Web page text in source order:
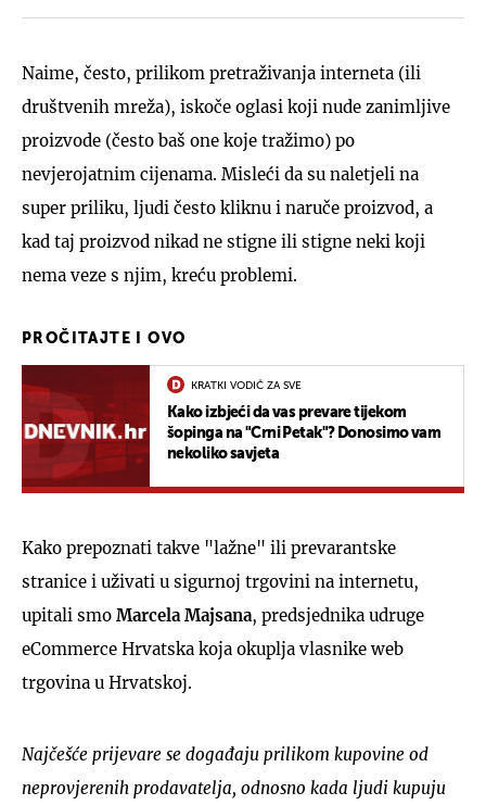
Naime, često, prilikom pretraživanja interneta (ili
društvenih mreža), iskoče oglasi koji nude zanimljive
proizvode (često baš one koje tražimo) po
nevjerojatnim cijenama. Misleći da su naletjeli na
super priliku, ljudi često kliknu i naruče proizvod, a
kad taj proizvod nikad ne stigne ili stigne neki koji
nema veze s njim, kreću problemi.
PROČITAJTE I OVO
KRATKI VODIČ ZA SVE
Kako izbjeći da vas prevare tijekom
šopinga na "Crni Petak"? Donosimo vam
nekoliko savjeta
Kako prepoznati takve "lažne" ili prevarantske
stranice i uživati u sigurnoj trgovini na internetu,
upitali smo Marcela Majsana, predsjednika udruge
eCommerce Hrvatska koja okuplja vlasnike web
trgovina u Hrvatskoj.
Najčešće prijevare se događaju prilikom kupovine od
neprovjerenih prodavatelja, odnosno kada ljudi kupuju